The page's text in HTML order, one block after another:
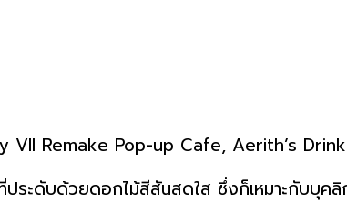
ระดับด้วยดอกไม้สีสันสดใส ซึ่งก็เหมาะกับบุค